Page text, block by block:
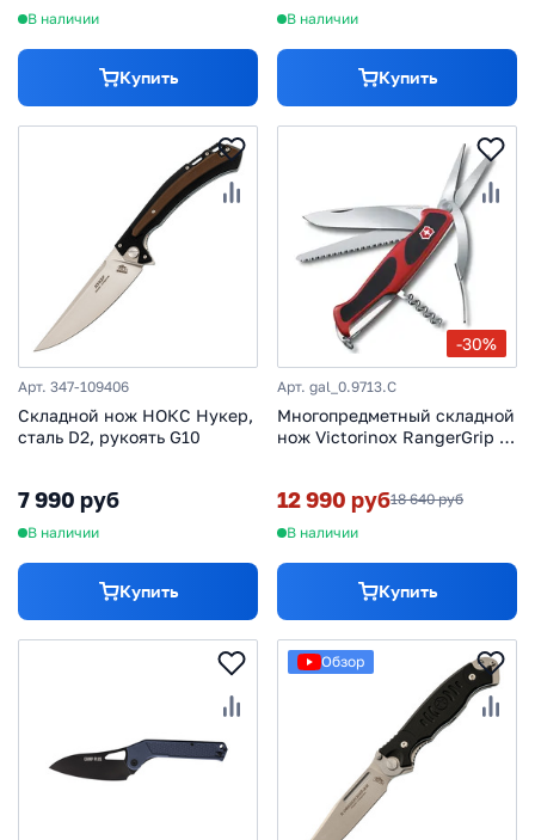
В наличии
Купить
В наличии
Купить
Арт. 347-109406
Складной нож НОКС Нукер,
сталь D2, рукоять G10
7 990 руб
В наличии
Купить
-30%
Арт. gal_0.9713.C
Многопредметный складной
нож Victorinox RangerGrip 71
130мм 7 функций красно-
чёрный
12 990 руб18 640 руб
В наличии
Купить
Обзор